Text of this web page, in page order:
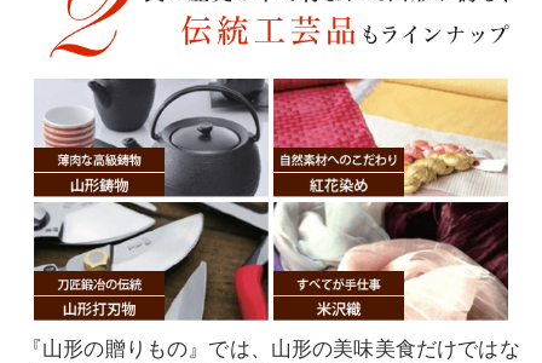
『山形の贈りもの』では、山形の美味美食だけではな